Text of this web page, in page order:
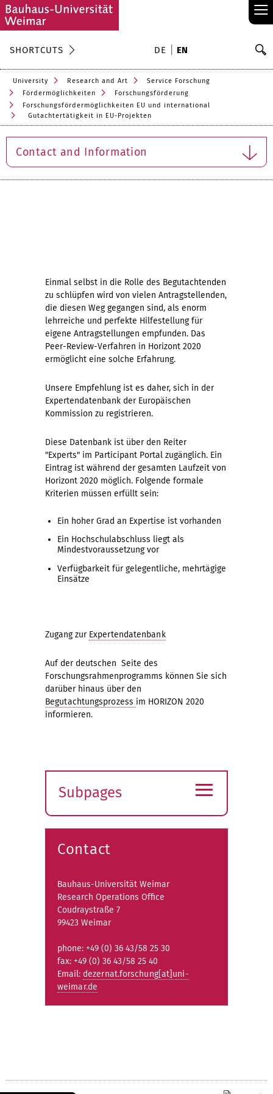
≡
SHORTCUTS DE EN
University Research and Art
Service Forschung
Fördermöglichkeiten
Forschungsförderung
Forschungsfördermöglichkeiten EU und international
Gutachtertätigkeit in EU-Projekten
Contact and Information
Einmal selbst in die Rolle des Begutachtenden
zu schlüpfen wird von vielen Antragstellenden,
die diesen Weg gegangen sind, als enorm
lehrreiche und perfekte Hilfestellung für
eigene Antragstellungen empfunden. Das
Peer-Review-Verfahren in Horizont 2020
ermöglicht eine solche Erfahrung.
Unsere Empfehlung ist es daher, sich in der
Expertendatenbank der Europäischen
Kommission zu registrieren.
Diese Datenbank ist über den Reiter
"Experts" im Participant Portal zugänglich. Ein
Eintrag ist während der gesamten Laufzeit von
Horizont 2020 möglich. Folgende formale
Kriterien müssen erfüllt sein:
Ein hoher Grad an Expertise ist vorhanden
Ein Hochschulabschluss liegt als
Mindestvoraussetzung vor
Verfügbarkeit für gelegentliche, mehrtägige
Einsätze
Zugang zur Expertendatenbank
Auf der deutschen Seite des
Forschungsrahmenprogramms können Sie sich
darüber hinaus über den
Begutachtungsprozess im HORIZON 2020
informieren.
Subpages
submenu
≡
Contact
Bauhaus-Universität Weimar
Research Operations Office
Coudraystraße 7
99423 Weimar
phone: +49 (0) 36 43/58 25 30
fax: +49 (0) 36 43/58 25 40
Email: dezernat.forschung[at]uni-
weimar.de